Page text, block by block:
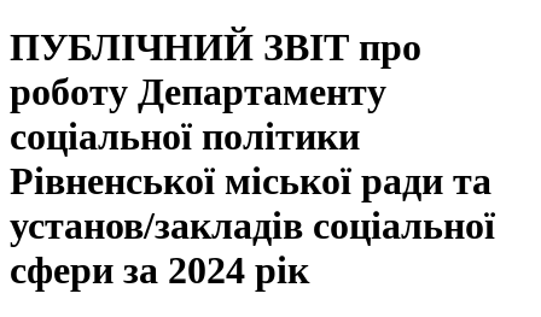
ПУБЛІЧНИЙ ЗВІТ про
роботу Департаменту
соціальної політики
Рівненської міської ради та
установ/закладів соціальної
сфери за 2024 рік